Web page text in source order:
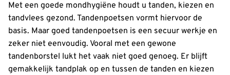
Met een goede mondhygiëne houdt u tanden, kiezen en
tandvlees gezond. Tandenpoetsen vormt hiervoor de
basis. Maar goed tandenpoetsen is een secuur werkje en
zeker niet eenvoudig. Vooral met een gewone
tandenborstel lukt het vaak niet goed genoeg. Er blijft
gemakkelijk tandplak op en tussen de tanden en kiezen